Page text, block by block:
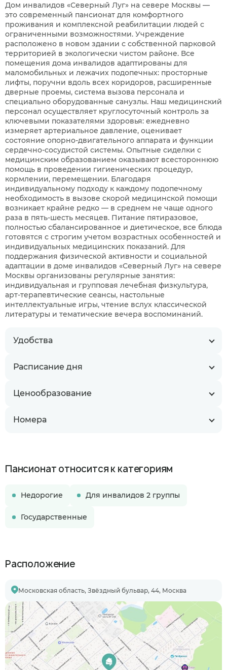
Удобства
Расписание дня
Ценообразование
Номера
Дом инвалидов «Северный Луг» на севере Москвы —
это современный пансионат для комфортного
проживания и комплексной реабилитации людей с
ограниченными возможностями. Учреждение
расположено в новом здании с собственной парковой
территорией в экологически чистом районе. Все
помещения дома инвалидов адаптированы для
маломобильных и лежачих подопечных: просторные
лифты, поручни вдоль всех коридоров, расширенные
дверные проемы, система вызова персонала и
специально оборудованные санузлы. Наш медицинский
персонал осуществляет круглосуточный контроль за
ключевыми показателями здоровья: ежедневно
измеряет артериальное давление, оценивает
состояние опорно-двигательного аппарата и функции
сердечно-сосудистой системы. Опытные сиделки с
медицинским образованием оказывают всестороннюю
помощь в проведении гигиенических процедур,
кормлении, перемещении. Благодаря
индивидуальному подходу к каждому подопечному
необходимость в вызове скорой медицинской помощи
возникает крайне редко — в среднем не чаще одного
раза в пять-шесть месяцев. Питание пятиразовое,
полностью сбалансированное и диетическое, все блюда
готовятся с строгим учетом возрастных особенностей и
индивидуальных медицинских показаний. Для
поддержания физической активности и социальной
адаптации в доме инвалидов «Северный Луг» на севере
Москвы организованы регулярные занятия:
индивидуальная и групповая лечебная физкультура,
арт-терапевтические сеансы, настольные
интеллектуальные игры, чтение вслух классической
литературы и тематические вечера воспоминаний.
Пансионат относится к категориям
Недорогие Для инвалидов 2 группы
Государственные
Расположение
Московская область, Звёздный бульвар, 44, Москва